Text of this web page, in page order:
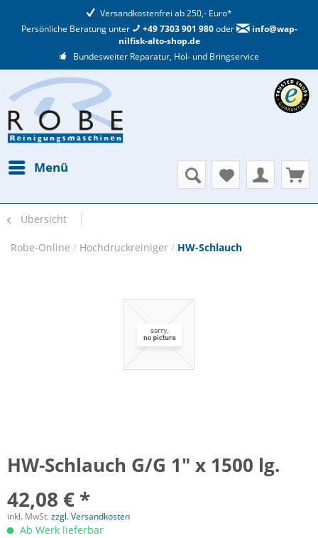
Versandkostenfrei ab 250,- Euro*
Persönliche Beratung unter
+49 7303 901 980oder
info@wap-
nilfisk-alto-shop.de
Bundesweiter Reparatur, Hol- und Bringservice
Menü
Übersicht
Robe-Online / Hochdruckreiniger / HW-Schlauch
HW-Schlauch G/G 1" x 1500 lg.
42,08 € *
inkl. MwSt. zzgl. Versandkosten
Ab Werk lieferbar